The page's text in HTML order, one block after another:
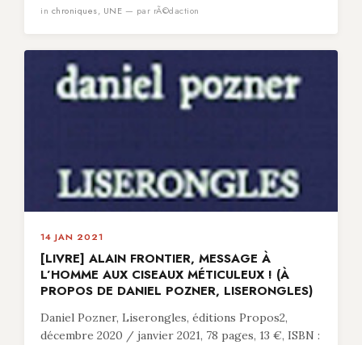
in chroniques, UNE — par rÃ©daction
14 JAN 2021
[LIVRE] ALAIN FRONTIER, MESSAGE À
L’HOMME AUX CISEAUX MÉTICULEUX ! (À
PROPOS DE DANIEL POZNER, LISERONGLES)
Daniel Pozner, Liserongles, éditions Propos2,
décembre 2020 / janvier 2021, 78 pages, 13 €, ISBN :